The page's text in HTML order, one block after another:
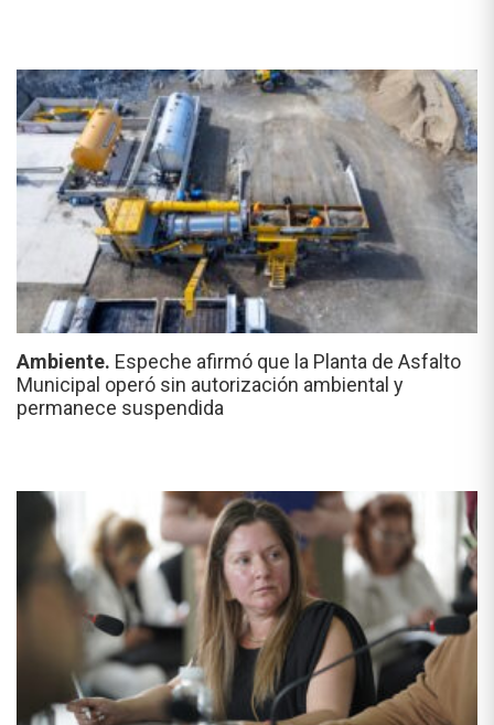
Ambiente. Espeche afirmó que la Planta de Asfalto
Municipal operó sin autorización ambiental y
permanece suspendida